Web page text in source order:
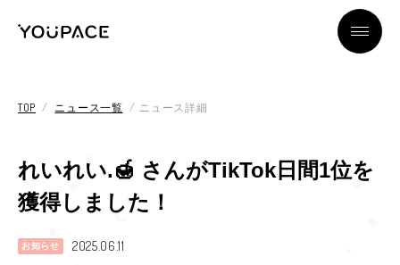
YOUPACEの魅力
所属ライバー
ライバーとは？
TOP ニュース一覧 ニュース詳細
れいれい.🍯 さんがTikTok日間1位を
獲得しました！
お知らせ 2025.06.11